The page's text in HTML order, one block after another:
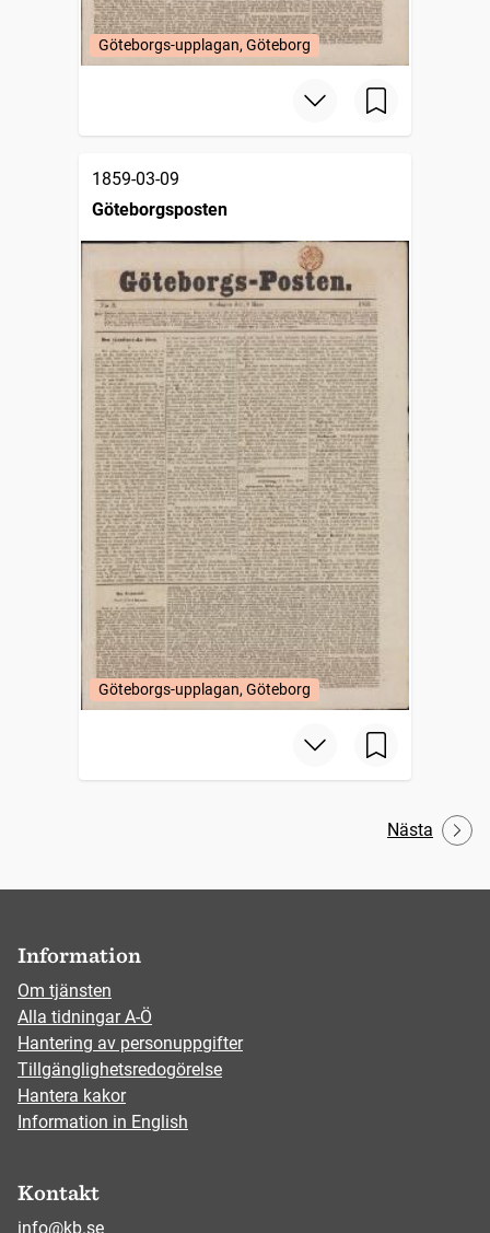
Göteborgs-upplagan, Göteborg
1859-03-09
Göteborgsposten
Göteborgs-upplagan, Göteborg
Nästa
Information
Om tjänsten
Alla tidningar A-Ö
Hantering av personuppgifter
Tillgänglighetsredogörelse
Hantera kakor
Information in English
Kontakt
info@kb.se